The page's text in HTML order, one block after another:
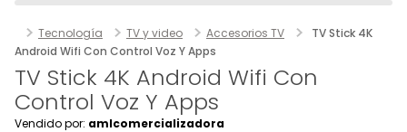
Tecnología TV y video Accesorios TV
TV Stick 4K
Android Wifi Con Control Voz Y Apps
TV Stick 4K Android Wifi Con
Control Voz Y Apps
Vendido por: amlcomercializadora